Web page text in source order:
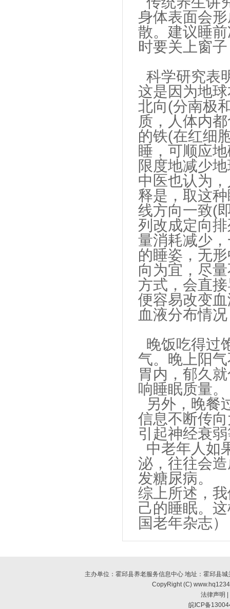
身体表面会
散。建议睡
时要关上窗
科学研究表
这是因为地
北向(分南极
质，人体内
的铁(在红细
睡，可顺应
限度地减少
中医也认为
释是，取这
线方向一致(
列改成定向
量消耗减少
的睡姿，无
向为宜，尽
方式，会直
便容易改变
血液分布情
晚饭吃得过
气。晚上阳
胃内，郁久
响睡眠质量。
另外，晚餐
信息不断传
引起神经衰
中老年人如
泌，往往会
发糖尿病。
综上所述，
己的睡眠。
国老年杂志）
主办单位：霍邱县养老服务信息中心 地址：霍邱县
CopyRight (C)
法律声明
皖ICP备